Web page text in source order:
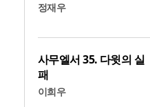
정재우
사무엘서 35. 다윗의 실
패
이희우